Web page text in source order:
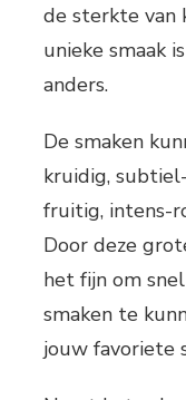
de sterkte van
unieke smaak
anders.
De smaken
kruidig,
fruitig, intens-
Door deze
het fijn om
smaken te
jouw favoriete